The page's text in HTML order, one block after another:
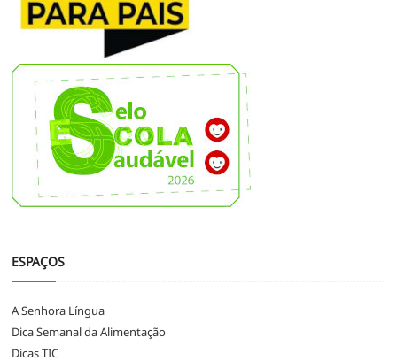
ESPAÇOS
A Senhora Língua
Dica Semanal da Alimentação
Dicas TIC